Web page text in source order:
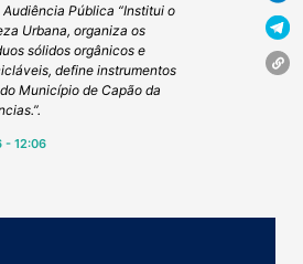
Pública “Institui o
Urbana, organiza os
sólidos orgânicos e
define instrumentos
Município de Capão da
- 12:06